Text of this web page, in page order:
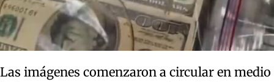
Las imágenes comenzaron a circular en medio